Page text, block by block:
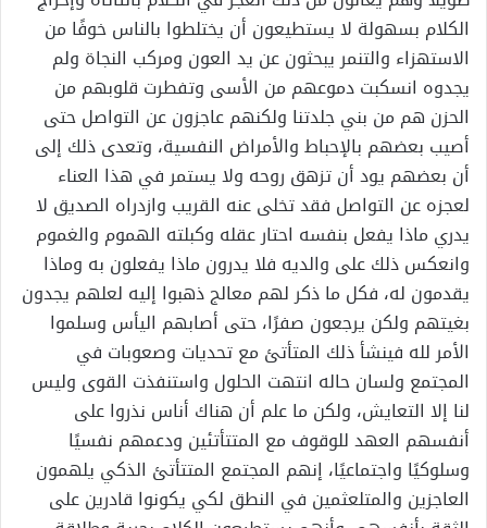
الكلام بسهولة لا يستطيعون أن يختلطوا بالناس خوفًا من
الاستهزاء والتنمر يبحثون عن يد العون ومركب النجاة ولم
يجدوه انسكبت دموعهم من الأسى وتفطرت قلوبهم من
الحزن هم من بني جلدتنا ولكنهم عاجزون عن التواصل حتى
أصيب بعضهم بالإحباط والأمراض النفسية، وتعدى ذلك إلى
أن بعضهم يود أن تزهق روحه ولا يستمر في هذا العناء
لعجزه عن التواصل فقد تخلى عنه القريب وازدراه الصديق لا
يدري ماذا يفعل بنفسه احتار عقله وكبلته الهموم والغموم
وانعكس ذلك على والديه فلا يدرون ماذا يفعلون به وماذا
يقدمون له، فكل ما ذكر لهم معالج ذهبوا إليه لعلهم يجدون
بغيتهم ولكن يرجعون صفرًا، حتى أصابهم اليأس وسلموا
الأمر لله فينشأ ذلك المتأتئ مع تحديات وصعوبات في
المجتمع ولسان حاله انتهت الحلول واستنفذت القوى وليس
لنا إلا التعايش، ولكن ما علم أن هناك أناس نذروا على
أنفسهم العهد للوقوف مع المتتأتئين ودعمهم نفسيًا
وسلوكيًا واجتماعيًا، إنهم المجتمع المتتأتئ الذكي يلهمون
العاجزين والمتلعثمين في النطق لكي يكونوا قادرين على